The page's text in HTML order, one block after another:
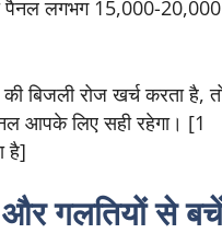
चुनने के लिए ये कदम
कितने वाट की बिजली
75W, 1 LED = 10W)
लगभग 100 वर्ग फीट